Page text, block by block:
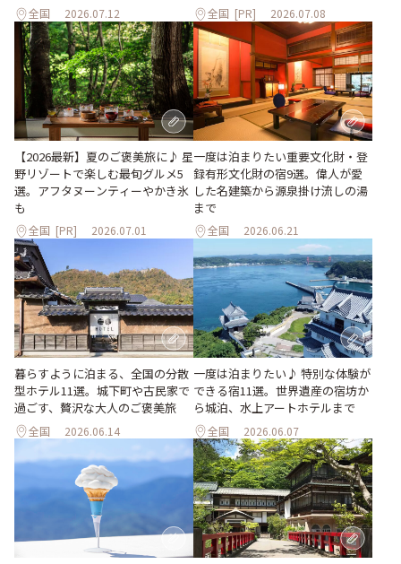
全国 2026.07.12 全国 [PR] 2026.07.08
【2026最新】夏のご褒美旅に♪ 星
野リゾートで楽しむ最旬グルメ5
選。アフタヌーンティーやかき氷
も
全国 [PR] 2026.07.01
一度は泊まりたい重要文化財・登
録有形文化財の宿9選。偉人が愛
した名建築から源泉掛け流しの湯
まで
全国 2026.06.21
暮らすように泊まる、全国の分散
型ホテル11選。城下町や古民家で
過ごす、贅沢な大人のご褒美旅
全国 2026.06.14
一度は泊まりたい♪ 特別な体験が
できる宿11選。世界遺産の宿坊か
ら城泊、水上アートホテルまで
全国 2026.06.07